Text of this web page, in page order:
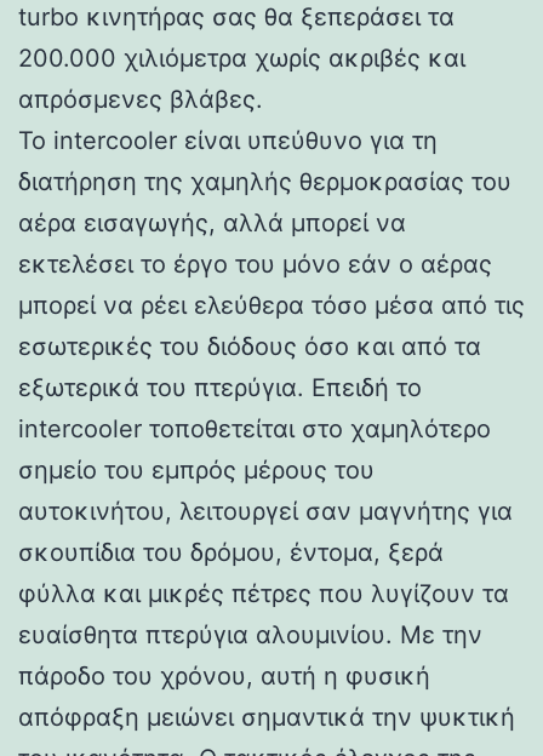
turbo κινητήρας σας θα ξεπεράσει τα
200.000 χιλιόμετρα χωρίς ακριβές και
απρόσμενες βλάβες.
Το intercooler είναι υπεύθυνο για τη
διατήρηση της χαμηλής θερμοκρασίας του
αέρα εισαγωγής, αλλά μπορεί να
εκτελέσει το έργο του μόνο εάν ο αέρας
μπορεί να ρέει ελεύθερα τόσο μέσα από τις
εσωτερικές του διόδους όσο και από τα
εξωτερικά του πτερύγια. Επειδή το
intercooler τοποθετείται στο χαμηλότερο
σημείο του εμπρός μέρους του
αυτοκινήτου, λειτουργεί σαν μαγνήτης για
σκουπίδια του δρόμου, έντομα, ξερά
φύλλα και μικρές πέτρες που λυγίζουν τα
ευαίσθητα πτερύγια αλουμινίου. Με την
πάροδο του χρόνου, αυτή η φυσική
απόφραξη μειώνει σημαντικά την ψυκτική